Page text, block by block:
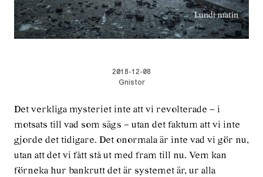
2018-12-08
Gnistor
Det verkliga mysteriet inte att vi revolterade – i
motsats till vad som sägs – utan det faktum att vi inte
gjorde det tidigare. Det onormala är inte vad vi gör nu,
utan att det vi fått stå ut med fram till nu. Vem kan
förneka hur bankrutt det är systemet är, ur alla